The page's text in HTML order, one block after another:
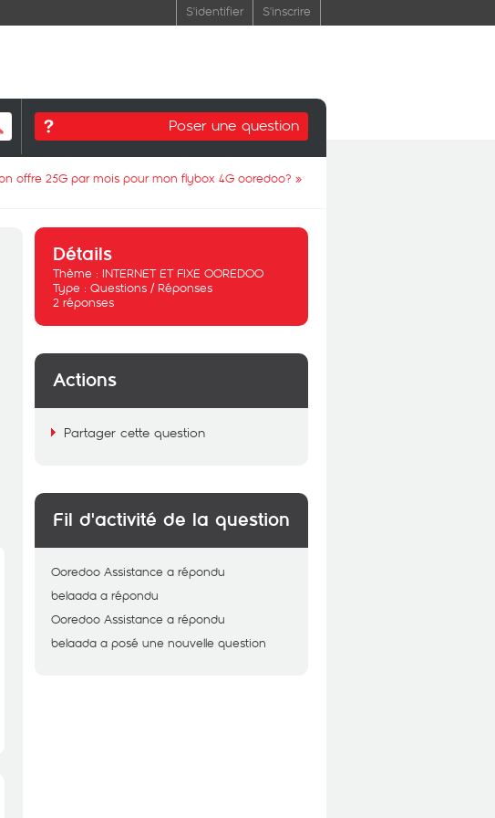
S'identifier S'inscrire
Poser une question
offre 25G par mois pour mon flybox 4G ooredoo? »
Détails
Thème : INTERNET ET FIXE OOREDOO
Type : Questions / Réponses
2 réponses
Actions
Partager cette question
Fil d'activité de la question
Ooredoo Assistance a répondu
belaada a répondu
Ooredoo Assistance a répondu
belaada a posé une nouvelle question